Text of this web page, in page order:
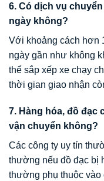
6. Có dịch vụ
ngày không?
Với khoảng cách hơn
ngày gần như không
thể sắp xếp xe chạy
thời gian giao nhận
7. Hàng hóa, đồ đạc
vận chuyển không?
Các công ty uy tín
thường nếu đồ đạc bị
thường phụ thuộc vào